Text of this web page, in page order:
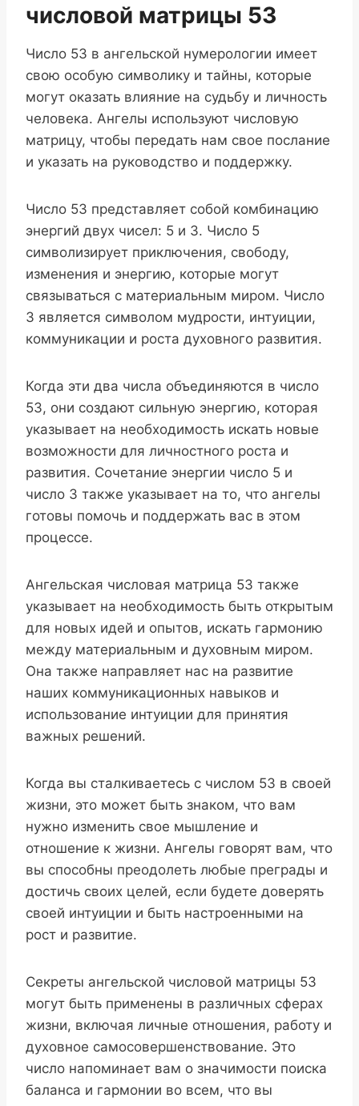
числовой матрицы 53
Число 53 в ангельской нумерологии имеет
свою особую символику и тайны, которые
могут оказать влияние на судьбу и личность
человека. Ангелы используют числовую
матрицу, чтобы передать нам свое послание
и указать на руководство и поддержку.
Число 53 представляет собой комбинацию
энергий двух чисел: 5 и 3. Число 5
символизирует приключения, свободу,
изменения и энергию, которые могут
связываться с материальным миром. Число
3 является символом мудрости, интуиции,
коммуникации и роста духовного развития.
Когда эти два числа объединяются в число
53, они создают сильную энергию, которая
указывает на необходимость искать новые
возможности для личностного роста и
развития. Сочетание энергии число 5 и
число 3 также указывает на то, что ангелы
готовы помочь и поддержать вас в этом
процессе.
Ангельская числовая матрица 53 также
указывает на необходимость быть открытым
для новых идей и опытов, искать гармонию
между материальным и духовным миром.
Она также направляет нас на развитие
наших коммуникационных навыков и
использование интуиции для принятия
важных решений.
Когда вы сталкиваетесь с числом 53 в своей
жизни, это может быть знаком, что вам
нужно изменить свое мышление и
отношение к жизни. Ангелы говорят вам, что
вы способны преодолеть любые преграды и
достичь своих целей, если будете доверять
своей интуиции и быть настроенными на
рост и развитие.
Секреты ангельской числовой матрицы 53
могут быть применены в различных сферах
жизни, включая личные отношения, работу и
духовное самосовершенствование. Это
число напоминает вам о значимости поиска
баланса и гармонии во всем, что вы